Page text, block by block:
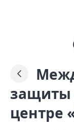
защиты
центре